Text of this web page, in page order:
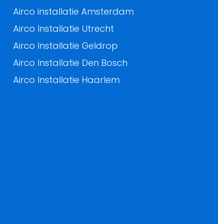
Airco installatie Amsterdam
Airco Installatie Utrecht
Airco Installatie Geldrop
Airco Installatie Den Bosch
Airco Installatie Haarlem